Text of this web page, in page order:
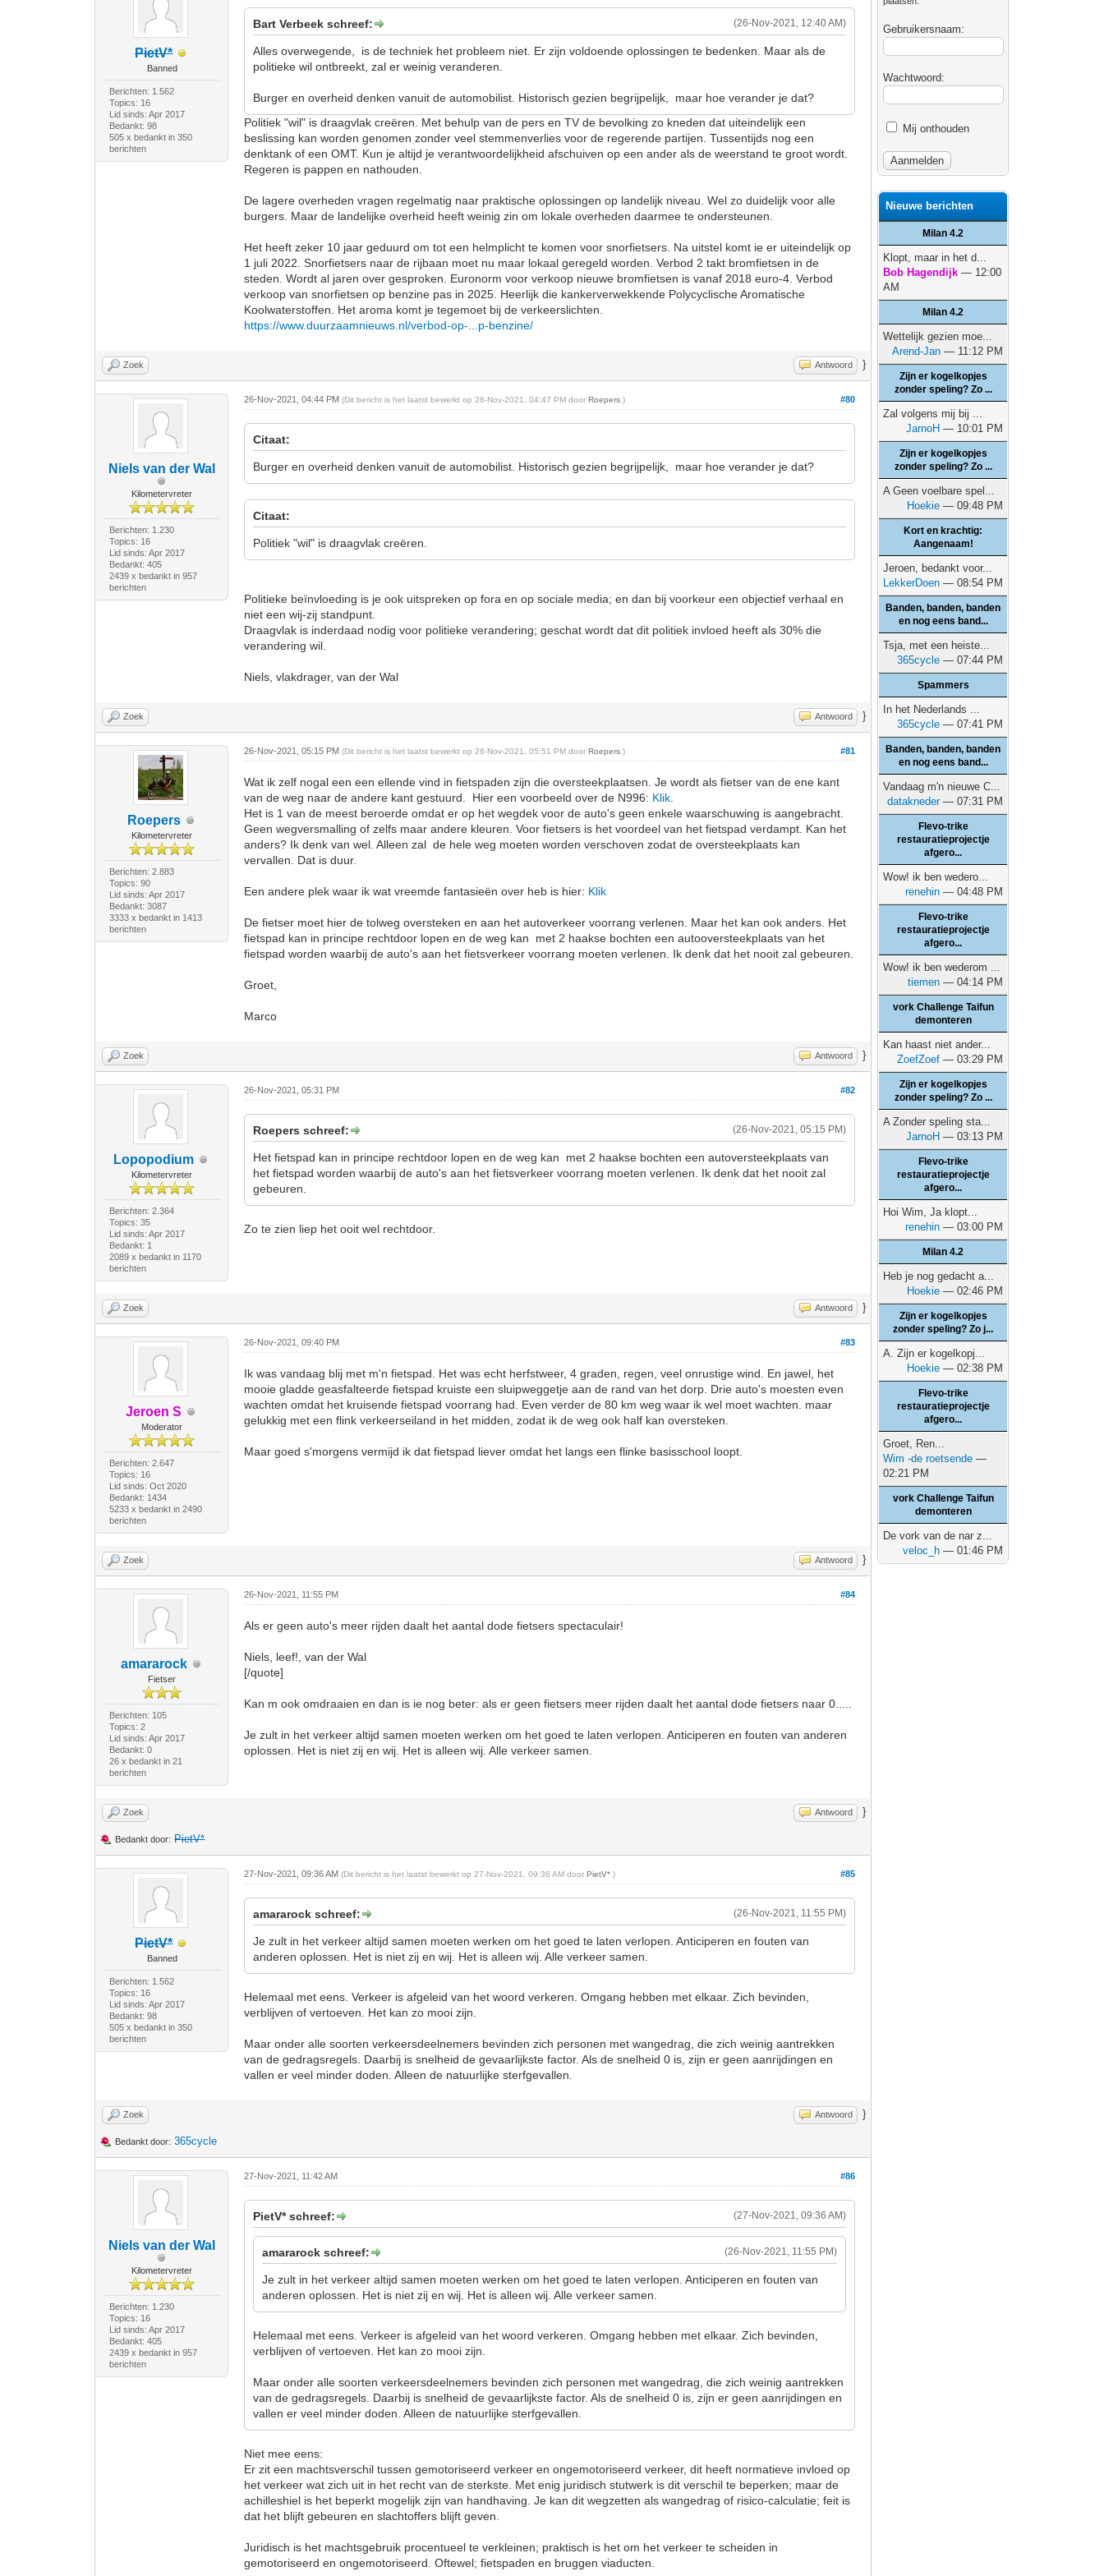
PietV*
Banned
Berichten: 1.562
Topics: 16
Lid sinds: Apr 2017
Bedankt: 98
505 x bedankt in 350
berichten
(26-Nov-2021, 12:40 AM)
Bart Verbeek schreef:
Alles overwegende, is de techniek het probleem niet. Er zijn voldoende oplossingen te bedenken. Maar als de
politieke wil ontbreekt, zal er weinig veranderen.
Burger en overheid denken vanuit de automobilist. Historisch gezien begrijpelijk, maar hoe verander je dat?
Politiek "wil" is draagvlak creëren. Met behulp van de pers en TV de bevolking zo kneden dat uiteindelijk een
beslissing kan worden genomen zonder veel stemmenverlies voor de regerende partijen. Tussentijds nog een
denktank of een OMT. Kun je altijd je verantwoordelijkheid afschuiven op een ander als de weerstand te groot wordt.
Regeren is pappen en nathouden.
De lagere overheden vragen regelmatig naar praktische oplossingen op landelijk niveau. Wel zo duidelijk voor alle
burgers. Maar de landelijke overheid heeft weinig zin om lokale overheden daarmee te ondersteunen.
Het heeft zeker 10 jaar geduurd om tot een helmplicht te komen voor snorfietsers. Na uitstel komt ie er uiteindelijk op
1 juli 2022. Snorfietsers naar de rijbaan moet nu maar lokaal geregeld worden. Verbod 2 takt bromfietsen in de
steden. Wordt al jaren over gesproken. Euronorm voor verkoop nieuwe bromfietsen is vanaf 2018 euro-4. Verbod
verkoop van snorfietsen op benzine pas in 2025. Heerlijk die kankerverwekkende Polycyclische Aromatische
Koolwaterstoffen. Het aroma komt je tegemoet bij de verkeerslichten.
https://www.duurzaamnieuws.nl/verbod-op-...p-benzine/
Zoek Antwoord }
Niels van der Wal
Kilometervreter
Berichten: 1.230
Topics: 16
Lid sinds: Apr 2017
Bedankt: 405
2439 x bedankt in 957
berichten
#80
26-Nov-2021, 04:44 PM(Dit bericht is het laatst bewerkt op 26-Nov-2021, 04:47 PM doorRoepers .)
Citaat:
Burger en overheid denken vanuit de automobilist. Historisch gezien begrijpelijk, maar hoe verander je dat?
Citaat:
Politiek "wil" is draagvlak creëren.
Politieke beïnvloeding is je ook uitspreken op fora en op sociale media; en dan bij voorkeur een objectief verhaal en
niet een wij-zij standpunt.
Draagvlak is inderdaad nodig voor politieke verandering; geschat wordt dat dit politiek invloed heeft als 30% die
verandering wil.
Niels, vlakdrager, van der Wal
Zoek Antwoord }
Roepers
Kilometervreter
Berichten: 2.883
Topics: 90
Lid sinds: Apr 2017
Bedankt: 3087
3333 x bedankt in 1413
berichten
#81
26-Nov-2021, 05:15 PM(Dit bericht is het laatst bewerkt op 26-Nov-2021, 05:51 PM doorRoepers .)
Wat ik zelf nogal een een ellende vind in fietspaden zijn die oversteekplaatsen. Je wordt als fietser van de ene kant
van de weg naar de andere kant gestuurd. Hier een voorbeeld over de N996: Klik
Het is 1 van de meest beroerde omdat er op het wegdek voor de auto's geen enkele waarschuwing is aangebracht.
Geen wegversmalling of zelfs maar andere kleuren. Voor fietsers is het voordeel van het fietspad verdampt. Kan het
anders? Ik denk van wel. Alleen zal de hele weg moeten worden verschoven zodat de oversteekplaats kan
vervallen. Dat is duur.
Een andere plek waar ik wat vreemde fantasieën over heb is hier: Klik
De fietser moet hier de tolweg oversteken en aan het autoverkeer voorrang verlenen. Maar het kan ook anders. Het
fietspad kan in principe rechtdoor lopen en de weg kan met 2 haakse bochten een autooversteekplaats van het
fietspad worden waarbij de auto's aan het fietsverkeer voorrang moeten verlenen. Ik denk dat het nooit zal gebeuren.
Groet,
Marco
Zoek Antwoord }
Lopopodium
Kilometervreter
Berichten: 2.364
Topics: 35
Lid sinds: Apr 2017
Bedankt: 1
2089 x bedankt in 1170
berichten
#82
26-Nov-2021, 05:31 PM
(26-Nov-2021, 05:15 PM)
Roepers schreef:
Het fietspad kan in principe rechtdoor lopen en de weg kan met 2 haakse bochten een autoversteekplaats van
het fietspad worden waarbij de auto's aan het fietsverkeer voorrang moeten verlenen. Ik denk dat het nooit zal
gebeuren.
Zo te zien liep het ooit wel rechtdoor.
Zoek Antwoord }
Jeroen S
Moderator
Berichten: 2.647
Topics: 16
Lid sinds: Oct 2020
Bedankt: 1434
5233 x bedankt in 2490
berichten
#83
26-Nov-2021, 09:40 PM
Ik was vandaag blij met m'n fietspad. Het was echt herfstweer, 4 graden, regen, veel onrustige wind. En jawel, het
mooie gladde geasfalteerde fietspad kruiste een sluipweggetje aan de rand van het dorp. Drie auto's moesten even
wachten omdat het kruisende fietspad voorrang had. Even verder de 80 km weg waar ik wel moet wachten. maar
gelukkig met een flink verkeerseiland in het midden, zodat ik de weg ook half kan oversteken.
Maar goed s'morgens vermijd ik dat fietspad liever omdat het langs een flinke basisschool loopt.
Zoek Antwoord }
amararock
Fietser
Berichten: 105
Topics: 2
Lid sinds: Apr 2017
Bedankt: 0
26 x bedankt in 21
berichten
#84
26-Nov-2021, 11:55 PM
Als er geen auto's meer rijden daalt het aantal dode fietsers spectaculair!
Niels, leef!, van der Wal
[/quote]
Kan m ook omdraaien en dan is ie nog beter: als er geen fietsers meer rijden daalt het aantal dode fietsers naar 0.....
Je zult in het verkeer altijd samen moeten werken om het goed te laten verlopen. Anticiperen en fouten van anderen
oplossen. Het is niet zij en wij. Het is alleen wij. Alle verkeer samen.
Zoek Antwoord }
Bedankt door: PietV*
PietV*
Banned
Berichten: 1.562
Topics: 16
Lid sinds: Apr 2017
Bedankt: 98
505 x bedankt in 350
berichten
#85
27-Nov-2021, 09:36 AM(Dit bericht is het laatst bewerkt op 27-Nov-2021, 09:36 AM doorPietV* .)
(26-Nov-2021, 11:55 PM)
amararock schreef:
Je zult in het verkeer altijd samen moeten werken om het goed te laten verlopen. Anticiperen en fouten van
anderen oplossen. Het is niet zij en wij. Het is alleen wij. Alle verkeer samen.
Helemaal met eens. Verkeer is afgeleid van het woord verkeren. Omgang hebben met elkaar. Zich bevinden,
verblijven of vertoeven. Het kan zo mooi zijn.
Maar onder alle soorten verkeersdeelnemers bevinden zich personen met wangedrag, die zich weinig aantrekken
van de gedragsregels. Daarbij is snelheid de gevaarlijkste factor. Als de snelheid 0 is, zijn er geen aanrijdingen en
vallen er veel minder doden. Alleen de natuurlijke sterfgevallen.
Zoek Antwoord }
Bedankt door: 365cycle
Niels van der Wal
Kilometervreter
Berichten: 1.230
Topics: 16
Lid sinds: Apr 2017
Bedankt: 405
2439 x bedankt in 957
berichten
#86
27-Nov-2021, 11:42 AM
(27-Nov-2021, 09:36 AM)
PietV* schreef:
(26-Nov-2021, 11:55 PM)
amararock schreef:
Je zult in het verkeer altijd samen moeten werken om het goed te laten verlopen. Anticiperen en fouten van
anderen oplossen. Het is niet zij en wij. Het is alleen wij. Alle verkeer samen.
Helemaal met eens. Verkeer is afgeleid van het woord verkeren. Omgang hebben met elkaar. Zich bevinden,
verblijven of vertoeven. Het kan zo mooi zijn.
Maar onder alle soorten verkeersdeelnemers bevinden zich personen met wangedrag, die zich weinig aantrekken
van de gedragsregels. Daarbij is snelheid de gevaarlijkste factor. Als de snelheid 0 is, zijn er geen aanrijdingen en
vallen er veel minder doden. Alleen de natuurlijke sterfgevallen.
Niet mee eens:
Er zit een machtsverschil tussen gemotoriseerd verkeer en ongemotoriseerd verkeer, dit heeft normatieve invloed op
het verkeer wat zich uit in het recht van de sterkste. Met enig juridisch stutwerk is dit verschil te beperken; maar de
achilleshiel is het beperkt mogelijk zijn van handhaving. Je kan dit wegzetten als wangedrag of risico-calculatie; feit is
dat het blijft gebeuren en slachtoffers blijft geven.
Juridisch is het machtsgebruik procentueel te verkleinen; praktisch is het om het verkeer te scheiden in
gemotoriseerd en ongemotoriseerd. Oftewel; fietspaden en bruggen viaducten.
Gebruikersnaam:
Wachtwoord:
Mij onthouden
Nieuwe berichten
Milan 4.2
Klopt, maar in het d...
Bob Hagendijk — 12:00
AM
Milan 4.2
Wettelijk gezien moe...
Arend-Jan — 11:12 PM
Zijn er kogelkopjes
zonder speling? Zo ...
Zal volgens mij bij ...
JarnoH — 10:01 PM
Zijn er kogelkopjes
zonder speling? Zo ...
A Geen voelbare spel...
Hoekie — 09:48 PM
Kort en krachtig:
Aangenaam!
Jeroen, bedankt voor...
LekkerDoen — 08:54 PM
Banden, banden, banden
en nog eens band...
Tsja, met een heiste...
365cycle — 07:44 PM
Spammers
In het Nederlands ...
365cycle — 07:41 PM
Banden, banden, banden
en nog eens band...
Vandaag m'n nieuwe C...
datakneder— 07:31 PM
Flevo-trike
restauratieprojectje
afgero...
Wow! ik ben wedero...
renehin — 04:48 PM
Flevo-trike
restauratieprojectje
afgero...
Wow! ik ben wederom ...
tiemen — 04:14 PM
vork Challenge Taifun
demonteren
Kan haast niet ander...
ZoefZoef — 03:29 PM
Zijn er kogelkopjes
zonder speling? Zo ...
A Zonder speling sta...
JarnoH — 03:13 PM
Flevo-trike
restauratieprojectje
afgero...
Hoi Wim, Ja klopt...
renehin — 03:00 PM
Milan 4.2
Heb je nog gedacht a...
Hoekie — 02:46 PM
Zijn er kogelkopjes
zonder speling? Zo j...
A. Zijn er kogelkopj...
Hoekie — 02:38 PM
Flevo-trike
restauratieprojectje
afgero...
Groet, Ren...
Wim -de roetsende —
02:21 PM
vork Challenge Taifun
demonteren
De vork van de nar z...
veloc_h — 01:46 PM